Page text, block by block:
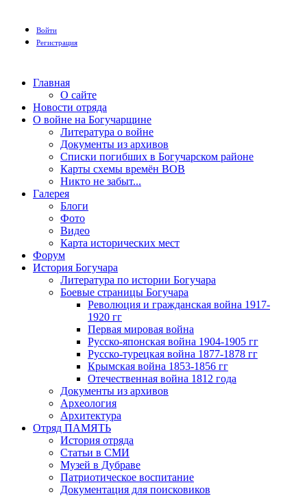
Войти
Регистрация
Главная
О сайте
Новости отряда
О войне на Богучарщине
Литература о войне
Документы из архивов
Списки погибших в Богучарском районе
Карты схемы времён ВОВ
Никто не забыт...
Галерея
Блоги
Фото
Видео
Карта исторических мест
Форум
История Богучара
Литература по истории Богучара
Боевые страницы Богучара
Революция и гражданская война 1917-
1920 гг
Первая мировая война
Русско-японская война 1904-1905 гг
Русско-турецкая война 1877-1878 гг
Крымская война 1853-1856 гг
Отечественная война 1812 года
Документы из архивов
Археология
Архитектура
Отряд ПАМЯТЬ
История отряда
Статьи в СМИ
Музей в Дубраве
Патриотическое воспитание
Документация для поисковиков